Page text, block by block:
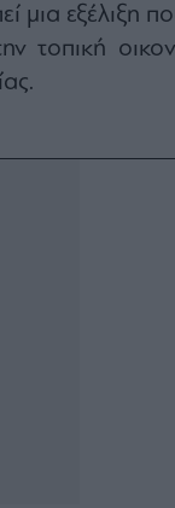
μια εξέλιξη
τοπική